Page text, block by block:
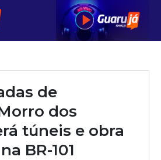
de
dos
túneis e obra
BR-101